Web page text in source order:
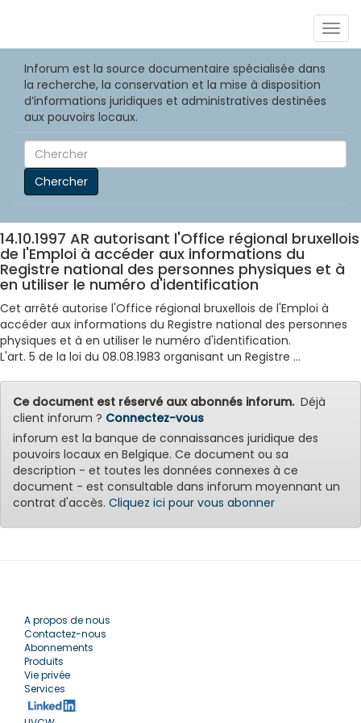
Inforum est la source documentaire spécialisée dans
la recherche, la conservation et la mise à disposition
d’informations juridiques et administratives destinées
aux pouvoirs locaux.
Chercher
14.10.1997 AR autorisant l'Office régional bruxellois
de l'Emploi à accéder aux informations du
Registre national des personnes physiques et à
en utiliser le numéro d'identification
Cet arrêté autorise l'Office régional bruxellois de l'Emploi à
accéder aux informations du Registre national des personnes
physiques et à en utiliser le numéro d'identification.
L'art. 5 de la loi du 08.08.1983 organisant un Registre ...
Ce document est réservé aux abonnés inforum.Déjà
client inforum ? Connectez-vous
inforum est la banque de connaissances juridique des
pouvoirs locaux en Belgique. Ce document ou sa
description - et toutes les données connexes à ce
document - est consultable dans inforum moyennant un
contrat d'accès. Cliquez ici pour vous abonner
A propos de nous
Contactez-nous
Abonnements
Produits
Vie privée
Services